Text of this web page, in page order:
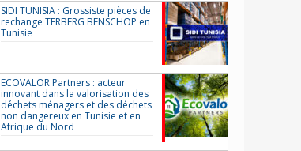
SIDI TUNISIA : Grossiste pièces de
rechange TERBERG BENSCHOP en
Tunisie
ECOVALOR Partners : acteur
innovant dans la valorisation des
déchets ménagers et des déchets
non dangereux en Tunisie et en
Afrique du Nord